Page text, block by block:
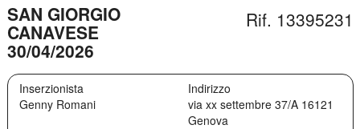
SAN GIORGIO
CANAVESE
30/04/2026
Rif. 13395231
Inserzionista
Genny Romani
Indirizzo
via xx settembre 37/A 16121
Genova